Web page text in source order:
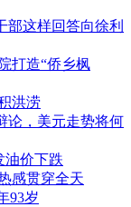
部这样回答向徐利
打造“侨乡枫
洪涝
论，美元走势将何
油价下跌
感贯穿全天
93岁